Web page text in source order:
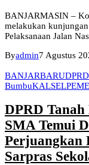
BANJARMASIN –
melakukan
Pelaksanaan Jalan
Byadmin7 Agustus
BANJARBARU
BumbuKALSEL
DPRD Tanah
SMA Temui
Perjuangkan
Sarpras